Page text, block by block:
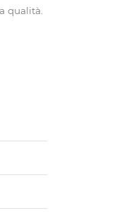
qualità.